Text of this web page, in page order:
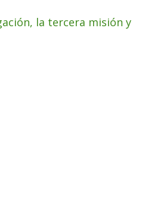
la tercera misión y